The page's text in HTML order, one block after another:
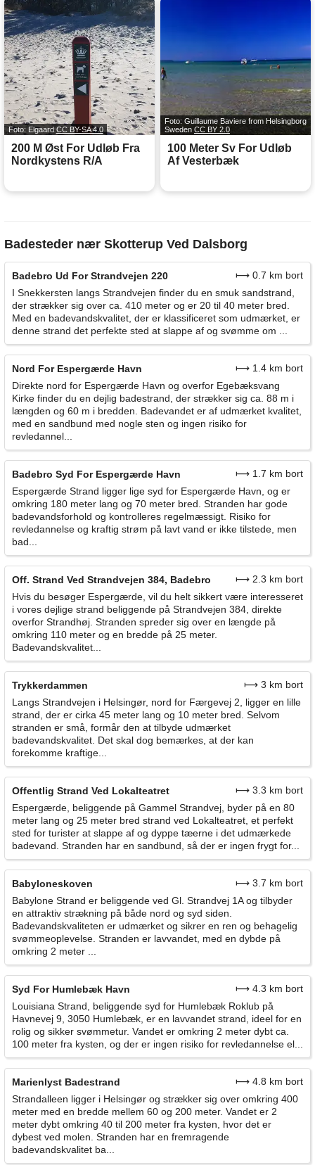
Foto: ElgaardCC BY-SA 4.0
200 M Øst For Udløb Fra
Nordkystens R/A
Foto: Guillaume Baviere from Helsingborg
Sweden CC BY 2.0
100 Meter Sv For Udløb
Af Vesterbæk
Badesteder nær Skotterup Ved Dalsborg
Badebro Ud For Strandvejen 220
⟼ 0.7 km bort
I Snekkersten langs Strandvejen finder du en smuk sandstrand,
der strækker sig over ca. 410 meter og er 20 til 40 meter bred.
Med en badevandskvalitet, der er klassificeret som udmærket, er
denne strand det perfekte sted at slappe af og svømme om ...
Nord For Espergærde Havn
⟼ 1.4 km bort
Direkte nord for Espergærde Havn og overfor Egebæksvang
Kirke finder du en dejlig badestrand, der strækker sig ca. 88 m i
længden og 60 m i bredden. Badevandet er af udmærket kvalitet,
med en sandbund med nogle sten og ingen risiko for
revledannel...
Badebro Syd For Espergærde Havn
⟼ 1.7 km bort
Espergærde Strand ligger lige syd for Espergærde Havn, og er
omkring 180 meter lang og 70 meter bred. Stranden har gode
badevandsforhold og kontrolleres regelmæssigt. Risiko for
revledannelse og kraftig strøm på lavt vand er ikke tilstede, men
bad...
Off. Strand Ved Strandvejen 384, Badebro
⟼ 2.3 km bort
Hvis du besøger Espergærde, vil du helt sikkert være interesseret
i vores dejlige strand beliggende på Strandvejen 384, direkte
overfor Strandhøj. Stranden spreder sig over en længde på
omkring 110 meter og en bredde på 25 meter.
Badevandskvalitet...
Trykkerdammen
⟼ 3 km bort
Langs Strandvejen i Helsingør, nord for Færgevej 2, ligger en lille
strand, der er cirka 45 meter lang og 10 meter bred. Selvom
stranden er små, formår den at tilbyde udmærket
badevandskvalitet. Det skal dog bemærkes, at der kan
forekomme kraftige...
Offentlig Strand Ved Lokalteatret
⟼ 3.3 km bort
Espergærde, beliggende på Gammel Strandvej, byder på en 80
meter lang og 25 meter bred strand ved Lokalteatret, et perfekt
sted for turister at slappe af og dyppe tæerne i det udmærkede
badevand. Stranden har en sandbund, så der er ingen frygt for...
Babyloneskoven
⟼ 3.7 km bort
Babylone Strand er beliggende ved Gl. Strandvej 1A og tilbyder
en attraktiv strækning på både nord og syd siden.
Badevandskvaliteten er udmærket og sikrer en ren og behagelig
svømmeoplevelse. Stranden er lavvandet, med en dybde på
omkring 2 meter ...
Syd For Humlebæk Havn
⟼ 4.3 km bort
Louisiana Strand, beliggende syd for Humlebæk Roklub på
Havnevej 9, 3050 Humlebæk, er en lavvandet strand, ideel for en
rolig og sikker svømmetur. Vandet er omkring 2 meter dybt ca.
100 meter fra kysten, og der er ingen risiko for revledannelse el...
Marienlyst Badestrand
⟼ 4.8 km bort
Strandalleen ligger i Helsingør og strækker sig over omkring 400
meter med en bredde mellem 60 og 200 meter. Vandet er 2
meter dybt omkring 40 til 200 meter fra kysten, hvor det er
dybest ved molen. Stranden har en fremragende
badevandskvalitet ba...